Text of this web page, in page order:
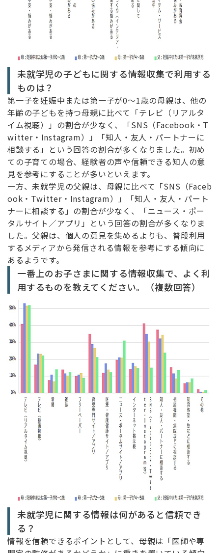
未就学児の子どもに関する情報収集で利用する
ものは？
第一子を妊娠中または第一子が0～1歳の母親は、他の
年齢の子どもを持つ母親に比べて「テレビ（リアルタ
イム視聴）」の割合が少なく、「SNS（Facebook・T
witter・Instagram）」「知人・友人・パートナーに
相談する」という回答の割合が多くなりました。初め
ての子育ての場合、経験者の声や信頼できる知人の意
見を参考にすることが多いといえます。
一方、未就学児の父親は、母親に比べて「SNS（Faceb
ook・Twitter・Instagram）」「知人・友人・パート
ナーに相談する」の割合が少なく、「ニュース・ポー
タルサイト／アプリ」という回答の割合が多くなりま
した。父親は、個人の意見を集めるよりも、普段利用
するメディアから発信される情報を参考にする傾向に
あるようです。
一番上のお子さまに関する情報収集で、よく利
用するものを教えてください。（複数回答）
未就学児に関する情報は何があると信頼でき
る？
情報を信頼できるポイントとして、母親は「医師や専